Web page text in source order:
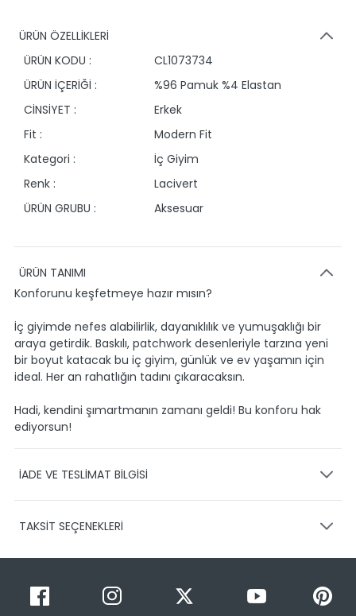
ÜRÜN ÖZELLİKLERİ
ÜRÜN KODU :
CL1073734
ÜRÜN İÇERİĞİ :
%96 Pamuk %4 Elastan
CİNSİYET :
Erkek
Fit :
Modern Fit
Kategori :
İç Giyim
Renk :
Lacivert
ÜRÜN GRUBU :
Aksesuar
ÜRÜN TANIMI
Konforunu keşfetmeye hazır mısın?
İç giyimde nefes alabilirlik, dayanıklılık ve yumuşaklığı bir
araya getirdik. Baskılı, patchwork desenleriyle tarzına yeni
bir boyut katacak bu iç giyim, günlük ve ev yaşamın için
ideal. Her an rahatlığın tadını çıkaracaksın.
Hadi, kendini şımartmanın zamanı geldi! Bu konforu hak
ediyorsun!
İADE VE TESLİMAT BİLGİSİ
Ürünlerinizin gönderimini anlaşmalı olduğumuz PTT,
1-3 iş günü içerisinde kargoya teslim edilir.
Siparişimin kargo takibini nasıl yapabilirim?
TAKSİT SEÇENEKLERİ
Taksit Sayısı Taksit Miktarı
Taksitli Tutar
Toplam